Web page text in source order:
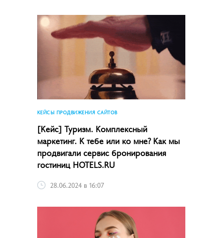
КЕЙСЫ ПРОДВИЖЕНИЯ САЙТОВ
[Кейс] Туризм. Комплексный
маркетинг. К тебе или ко мне? Как мы
продвигали сервис бронирования
гостиниц HOTELS.RU
28.06.2024 в 16:07